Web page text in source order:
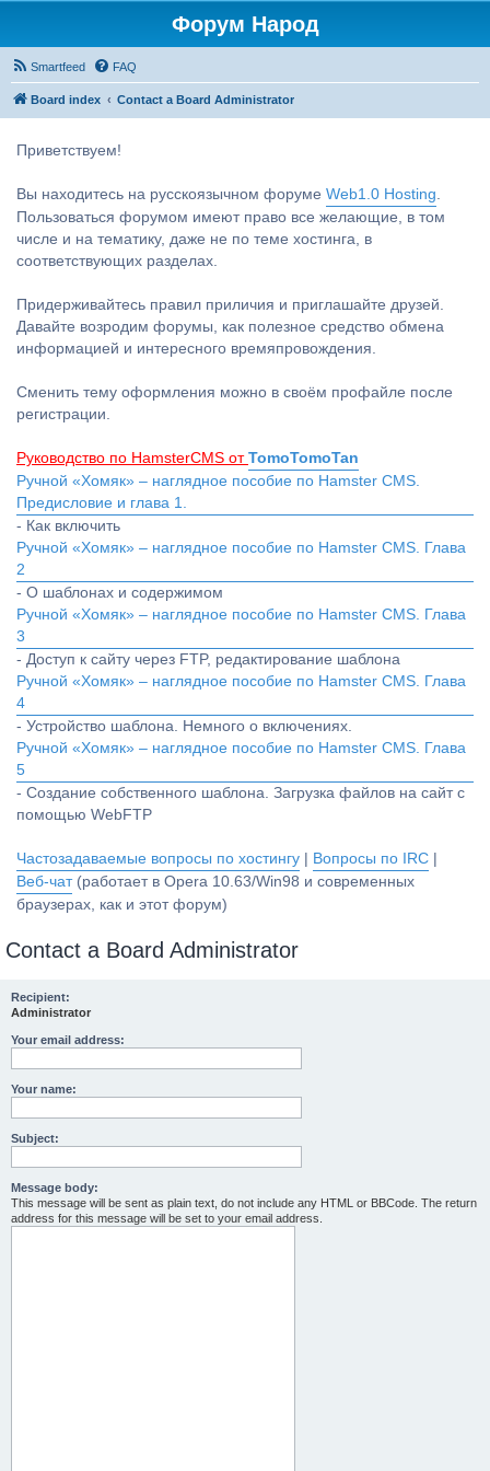
Форум Народ
Smartfeed FAQ
Board index Contact a Board Administrator
Приветствуем!
Вы находитесь на русскоязычном форуме Web1.0 Hosting.
Пользоваться форумом имеют право все желающие, в том
числе и на тематику, даже не по теме хостинга, в
соответствующих разделах.
Придерживайтесь правил приличия и приглашайте друзей.
Давайте возродим форумы, как полезное средство обмена
информацией и интересного времяпровождения.
Сменить тему оформления можно в своём профайле после
регистрации.
Руководство по HamsterCMS от TomoTomoTan
Ручной «Хомяк» – наглядное пособие по Hamster CMS.
Предисловие и глава 1.
- Как включить
Ручной «Хомяк» – наглядное пособие по Hamster CMS. Глава
2
- О шаблонах и содержимом
Ручной «Хомяк» – наглядное пособие по Hamster CMS. Глава
3
- Доступ к сайту через FTP, редактирование шаблона
Ручной «Хомяк» – наглядное пособие по Hamster CMS. Глава
4
- Устройство шаблона. Немного о включениях.
Ручной «Хомяк» – наглядное пособие по Hamster CMS. Глава
5
- Создание собственного шаблона. Загрузка файлов на сайт с
помощью WebFTP
Частозадаваемые вопросы по хостингу Вопросы по IRC
Веб-чат(работает в Opera 10.63/Win98 и современных
браузерах, как и этот форум)
Contact a Board Administrator
Recipient:
Administrator
Your email address:
Your name:
Subject:
Message body:
This message will be sent as plain text, do not include any HTML or BBCode. The return
address for this message will be set to your email address.